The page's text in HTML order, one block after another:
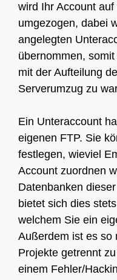
wird Ihr Account
umgezogen, dabei
angelegten
übernommen,
mit der Aufteilung
Serverumzug zu
Ein Unteraccount
eigenen FTP. Sie
festlegen, wieviel
Account zuordnen
Datenbanken
bietet sich dies
welchem Sie ein
Außerdem ist es so
Projekte getrennt
einem Fehler/